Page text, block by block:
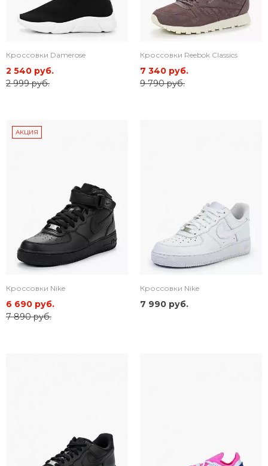
Кроссовки Damerose
2 540 руб.
2 999 руб.
Кроссовки Reebok Classics
7 340 руб.
9 790 руб.
АКЦИЯ
Кроссовки Nike
6 690 руб.
7 890 руб.
Кроссовки Nike
7 990 руб.